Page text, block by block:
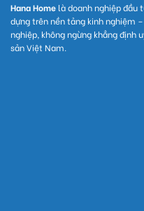
Hana Home là doanh nghiệp đầu
dựng trên nền tảng kinh nghiệm
nghiệp, không ngừng khẳng
sản Việt Nam.